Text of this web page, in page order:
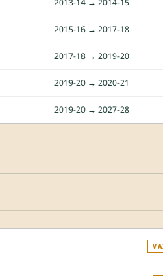
2015-16 → 2017-18
2017-18 → 2019-20
2019-20 → 2020-21
2019-20 → 2027-28